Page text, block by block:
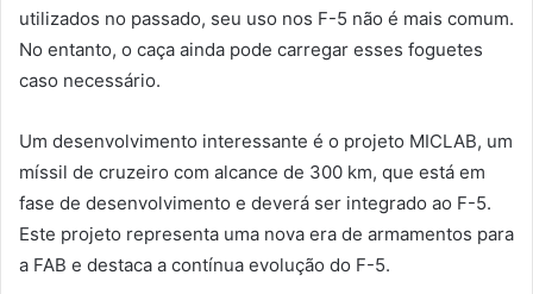
utilizados no passado, seu uso nos F-5 não é mais comum.
No entanto, o caça ainda pode carregar esses foguetes
caso necessário.
Um desenvolvimento interessante é o projeto MICLAB, um
míssil de cruzeiro com alcance de 300 km, que está em
fase de desenvolvimento e deverá ser integrado ao F-5.
Este projeto representa uma nova era de armamentos para
a FAB e destaca a contínua evolução do F-5.